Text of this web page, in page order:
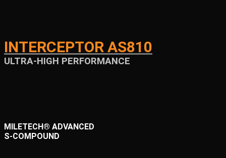
INTERCEPTOR AS810
ULTRA-HIGH PERFORMANCE
MILETECH® ADVANCED
S-COMPOUND